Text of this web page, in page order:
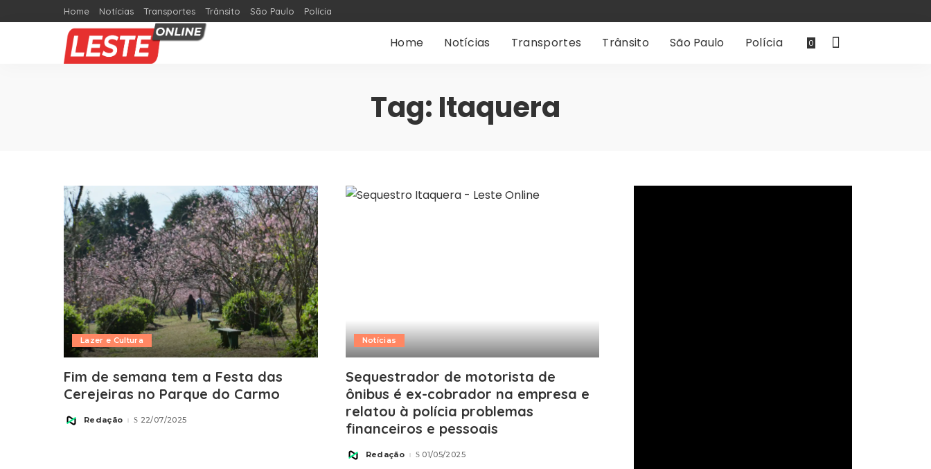
Home Notícias Transportes Trânsito São Paulo Polícia
Home Notícias Transportes Trânsito São Paulo Polícia 0
Tag: Itaquera
Lazer e Cultura
Fim de semana tem a Festa das
Cerejeiras no Parque do Carmo
PostedRedação 22/07/2025
Notícias
Sequestrador de motorista de
ônibus é ex-cobrador na empresa e
relatou à polícia problemas
financeiros e pessoais
PostedRedação 01/05/2025